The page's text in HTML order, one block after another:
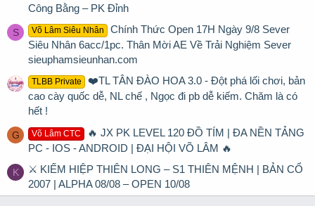
Công Bằng – PK Đỉnh
S Võ Lâm Siêu Nhân
Chính Thức Open 17H Ngày 9/8 Sever
Siêu Nhân 6acc/1pc. Thân Mời AE Về Trải Nghiệm Sever
sieuphamsieunhan.com
TLBB Private
❤️TL TÂN ĐÀO HOA 3.0 - Đột phá lối chơi, bản
cao cày quốc dễ, NL chế , Ngọc đi pb dễ kiếm. Chăm là có
hết !
G Võ Lâm CTC
🔥 JX PK LEVEL 120 ĐỒ TÍM | ĐA NỀN TẢNG
PC - IOS - ANDROID | ĐẠI HỘI VÕ LÂM 🔥
K
⚔ KIẾM HIỆP THIÊN LONG – S1 THIÊN MỆNH | BẢN CỔ
2007 | ALPHA 08/08 – OPEN 10/08